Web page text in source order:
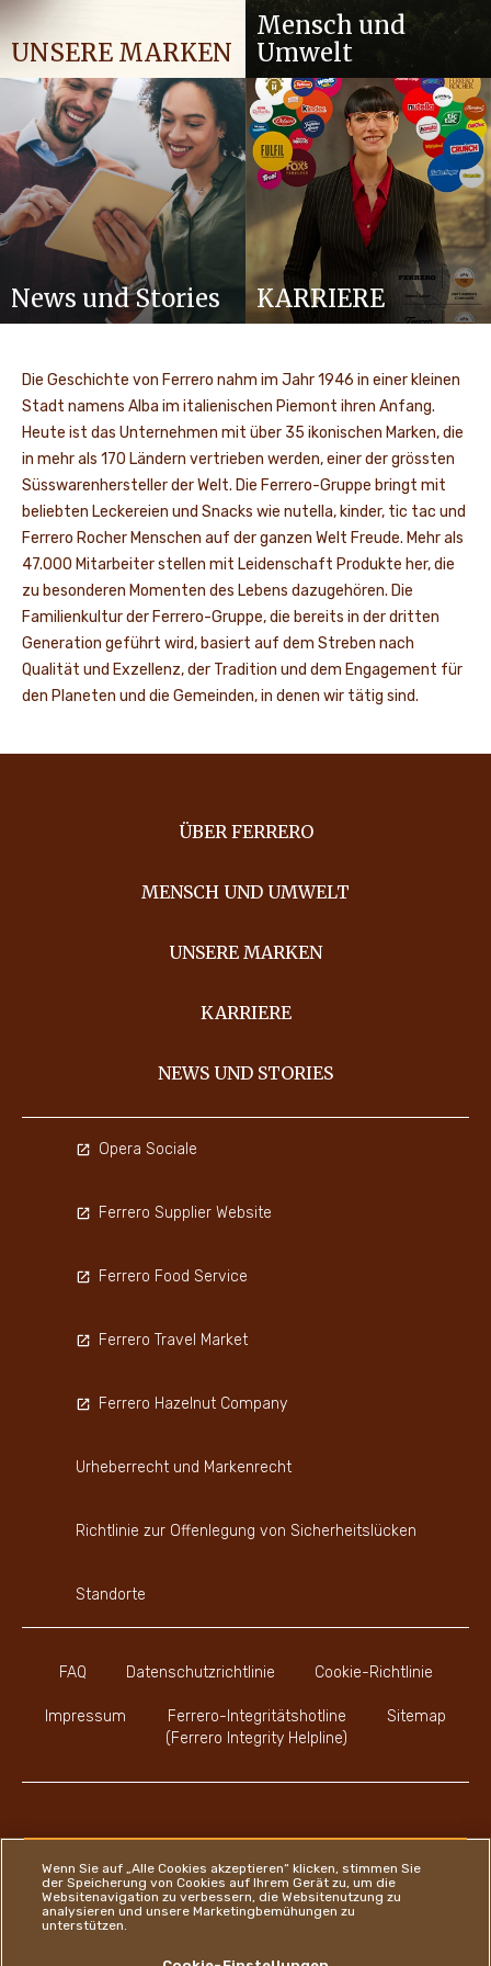
UNSERE MARKEN
Mensch und
Umwelt
News und Stories KARRIERE
Die Geschichte von Ferrero nahm im Jahr 1946 in einer kleinen
Stadt namens Alba im italienischen Piemont ihren Anfang.
Heute ist das Unternehmen mit über 35 ikonischen Marken, die
in mehr als 170 Ländern vertrieben werden, einer der grössten
Süsswarenhersteller der Welt. Die Ferrero-Gruppe bringt mit
beliebten Leckereien und Snacks wie nutella, kinder, tic tac und
Ferrero Rocher Menschen auf der ganzen Welt Freude. Mehr als
47.000 Mitarbeiter stellen mit Leidenschaft Produkte her, die
zu besonderen Momenten des Lebens dazugehören. Die
Familienkultur der Ferrero-Gruppe, die bereits in der dritten
Generation geführt wird, basiert auf dem Streben nach
Qualität und Exzellenz, der Tradition und dem Engagement für
den Planeten und die Gemeinden, in denen wir tätig sind.
ÜBER FERRERO
MENSCH UND UMWELT
UNSERE MARKEN
KARRIERE
NEWS UND STORIES
FAQ Datenschutzrichtlinie Cookie-Richtlinie
Impressum
Ferrero-Integritätshotline
(Ferrero Integrity Helpline)
Sitemap
Opera Sociale
Ferrero Supplier Website
Ferrero Food Service
Ferrero Travel Market
Ferrero Hazelnut Company
Urheberrecht und Markenrecht
Richtlinie zur Offenlegung von Sicherheitslücken
Standorte
Youtube Channel
Instagram
LinkedIn
Wenn Sie auf „Alle Cookies akzeptieren“ klicken, stimmen Sie
der Speicherung von Cookies auf Ihrem Gerät zu, um die
Websitenavigation zu verbessern, die Websitenutzung zu
analysieren und unsere Marketingbemühungen zu
unterstützen.